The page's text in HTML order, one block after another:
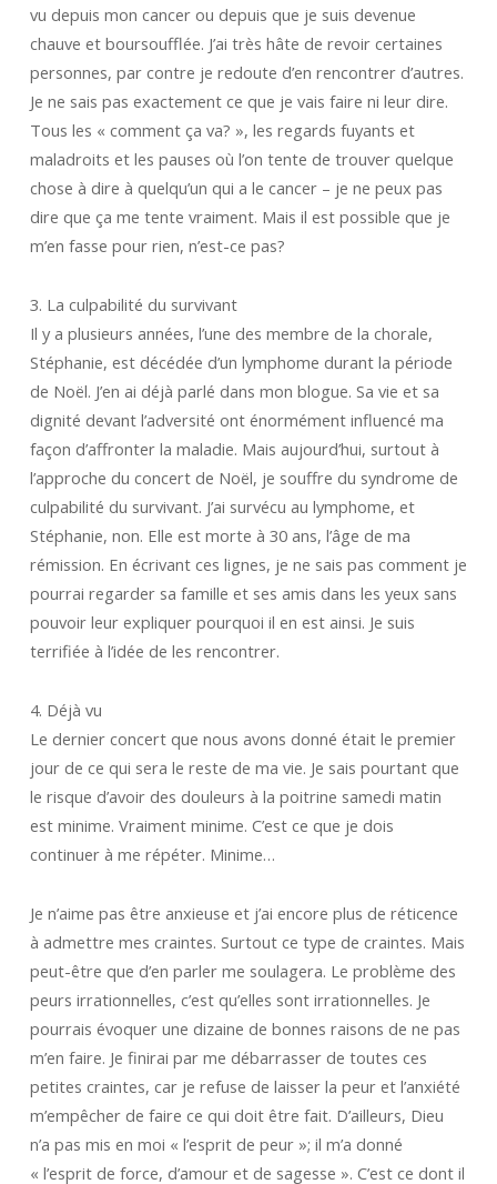
vu depuis mon cancer ou depuis que je suis devenue
chauve et boursoufflée. J’ai très hâte de revoir certaines
personnes, par contre je redoute d’en rencontrer d’autres.
Je ne sais pas exactement ce que je vais faire ni leur dire.
Tous les « comment ça va? », les regards fuyants et
maladroits et les pauses où l’on tente de trouver quelque
chose à dire à quelqu’un qui a le cancer – je ne peux pas
dire que ça me tente vraiment. Mais il est possible que je
m’en fasse pour rien, n’est-ce pas?
3. La culpabilité du survivant
Il y a plusieurs années, l’une des membre de la chorale,
Stéphanie, est décédée d’un lymphome durant la période
de Noël. J’en ai déjà parlé dans mon blogue. Sa vie et sa
dignité devant l’adversité ont énormément influencé ma
façon d’affronter la maladie. Mais aujourd’hui, surtout à
l’approche du concert de Noël, je souffre du syndrome de
culpabilité du survivant. J’ai survécu au lymphome, et
Stéphanie, non. Elle est morte à 30 ans, l’âge de ma
rémission. En écrivant ces lignes, je ne sais pas comment je
pourrai regarder sa famille et ses amis dans les yeux sans
pouvoir leur expliquer pourquoi il en est ainsi. Je suis
terrifiée à l’idée de les rencontrer.
4. Déjà vu
Le dernier concert que nous avons donné était le premier
jour de ce qui sera le reste de ma vie. Je sais pourtant que
le risque d’avoir des douleurs à la poitrine samedi matin
est minime. Vraiment minime. C’est ce que je dois
continuer à me répéter. Minime…
Je n’aime pas être anxieuse et j’ai encore plus de réticence
à admettre mes craintes. Surtout ce type de craintes. Mais
peut-être que d’en parler me soulagera. Le problème des
peurs irrationnelles, c’est qu’elles sont irrationnelles. Je
pourrais évoquer une dizaine de bonnes raisons de ne pas
m’en faire. Je finirai par me débarrasser de toutes ces
petites craintes, car je refuse de laisser la peur et l’anxiété
m’empêcher de faire ce qui doit être fait. D’ailleurs, Dieu
n’a pas mis en moi « l’esprit de peur »; il m’a donné
« l’esprit de force, d’amour et de sagesse ». C’est ce dont il